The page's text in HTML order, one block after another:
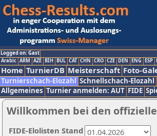
Logged on: Gast
Arabic ARM AZE BIH BUL CAT CHN CRO CZE DEN ENG ESP
Home TurnierDB Meisterschaft Foto-
Turnierschach-Elozahl Schnellschach-Elozahl
Allgemeines Turnier anmelden: AUT FIDE
Willkommen bei den
FIDE-Elolisten Stand